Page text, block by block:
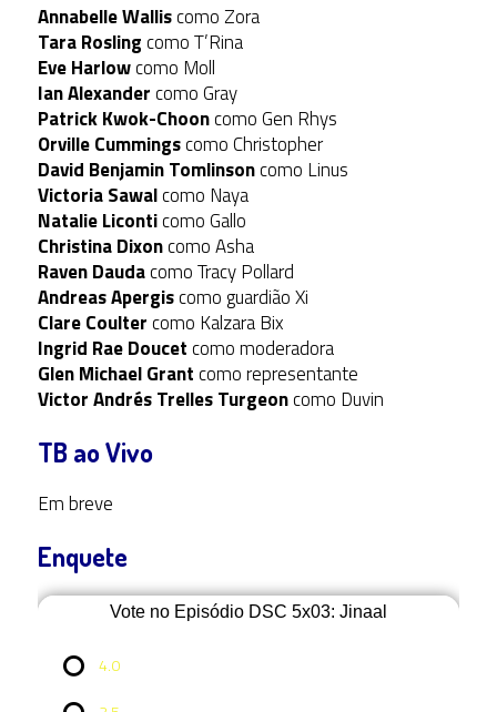
Annabelle Walliscomo Zora
Tara Roslingcomo T’Rina
Eve Harlowcomo Moll
Ian Alexandercomo Gray
Patrick Kwok-Chooncomo Gen Rhys
Orville Cummingscomo Christopher
David Benjamin Tomlinsoncomo Linus
Victoria Sawalcomo Naya
Natalie Liconticomo Gallo
Christina Dixoncomo Asha
Raven Daudacomo Tracy Pollard
Andreas Apergiscomo guardião Xi
Clare Coultercomo Kalzara Bix
Ingrid Rae Doucetcomo moderadora
Glen Michael Grantcomo representante
Victor Andrés Trelles Turgeoncomo Duvin
TB ao Vivo
Em breve
Enquete
Vote no Episódio DSC 5x03: Jinaal
4.0